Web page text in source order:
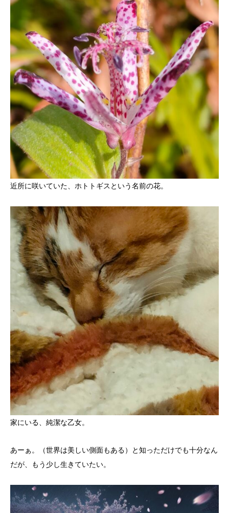
近所に咲いていた、ホトトギスという名前の花。
家にいる、純潔な乙女。
あーぁ。（世界は美しい側面もある）と知っただけでも十分なん
だが、もう少し生きていたい。